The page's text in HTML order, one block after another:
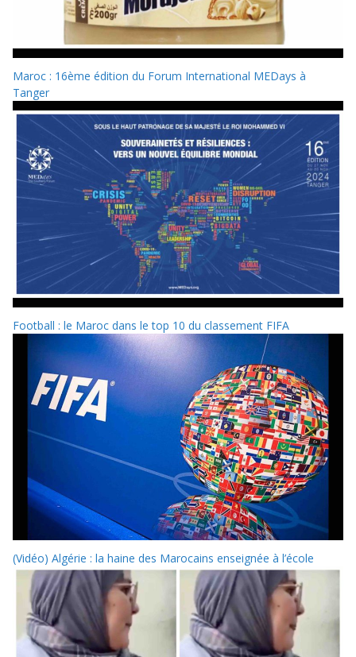
Maroc : 16ème édition du Forum International MEDays à
Tanger
Football : le Maroc dans le top 10 du classement FIFA
(Vidéo) Algérie : la haine des Marocains enseignée à l’école